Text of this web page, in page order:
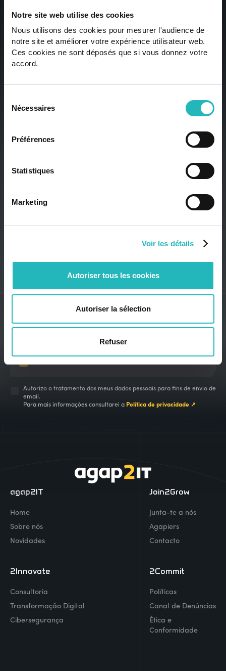
Notre site web utilise des cookies
Nous utilisons des cookies pour mesurer l'audience de
notre site et améliorer votre expérience utilisateur web.
Ces cookies ne sont déposés que si vous donnez votre
accord.
Nécessaires
Préférences
Statistiques
Marketing
Voir les détails
Autoriser tous les cookies
Autoriser la sélection
Refuser
OU FAZER PARTE DA
INOVAÇÃO? VAMOS
Os nossos profissionais de topo estão prontos para
THINK2MORROW
Autorizo o tratamento dos meus dados pessoais para fins de envio de
email.
Para mais informações consultarei a Política de privacidade ↗
agap2IT
Home
Sobre nós
Novidades
Join2Grow
Junta-te a nós
Agapiers
Contacto
2Innovate
Consultoria
Transformação Digital
Cibersegurança
2Commit
Políticas
Canal de Denúncias
Ética e
Conformidade